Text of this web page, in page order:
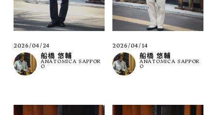
2026/04/24
船橋 悠輔
ANATOMICA SAPPOR
O
2026/04/14
船橋 悠輔
ANATOMICA SAPPOR
O